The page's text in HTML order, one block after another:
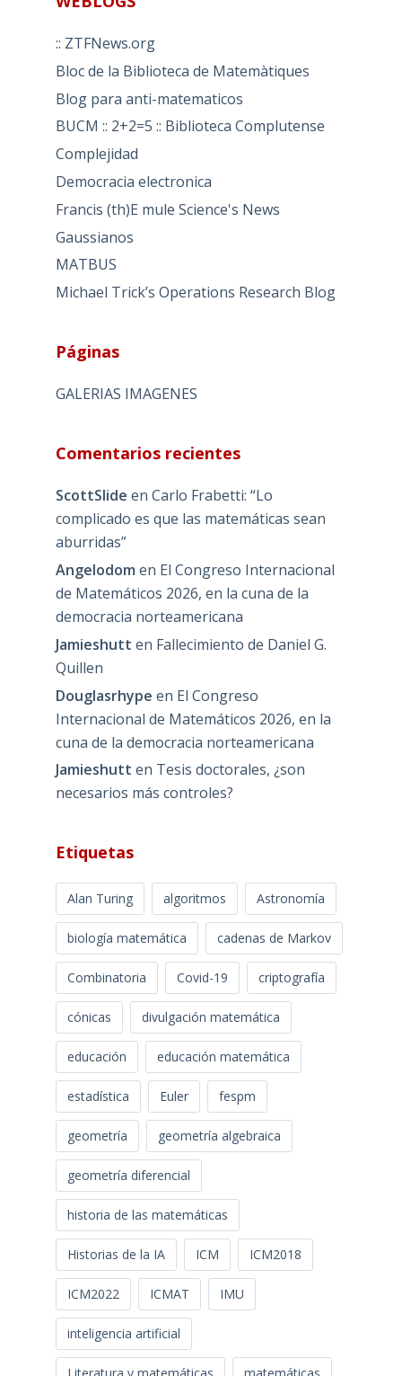
:: ZTFNews.org
Bloc de la Biblioteca de Matemàtiques
Blog para anti-matematicos
BUCM :: 2+2=5 :: Biblioteca Complutense
Complejidad
Democracia electronica
Francis (th)E mule Science's News
Gaussianos
MATBUS
Michael Trick’s Operations Research Blog
Páginas
GALERIAS IMAGENES
Comentarios recientes
ScottSlide en Carlo Frabetti: “Lo
complicado es que las matemáticas sean
aburridas”
Angelodom en El Congreso Internacional
de Matemáticos 2026, en la cuna de la
democracia norteamericana
Jamieshutt en Fallecimiento de Daniel G.
Quillen
Douglasrhype en El Congreso
Internacional de Matemáticos 2026, en la
cuna de la democracia norteamericana
Jamieshutt en Tesis doctorales, ¿son
necesarios más controles?
Etiquetas
Alan Turing algoritmos Astronomía
biología matemática cadenas de Markov
Combinatoria Covid-19 criptografía
cónicas divulgación matemática
educación educación matemática
estadística Euler fespm
geometría geometría algebraica
geometría diferencial
historia de las matemáticas
Historias de la IA ICM ICM2018
ICM2022 ICMAT IMU
inteligencia artificial